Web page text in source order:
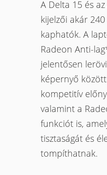
A Delta 15 és
kijelzői akár
kaphatók. A
Radeon Anti-
jelentősen
képernyő
kompetitív
valamint a
funkciót is,
tisztaságát és
tompíthatnak.